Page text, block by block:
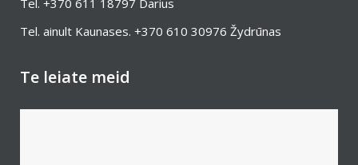
Tel. +370 611 18797 Darius
Tel. ainult Kaunases. +370 610 30976 Žydrūnas
Te leiate meid